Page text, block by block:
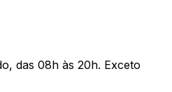
das 08h às 20h. Exceto